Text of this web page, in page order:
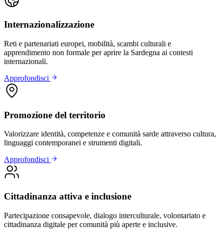
Internazionalizzazione
Reti e partenariati europei, mobilità, scambi culturali e
apprendimento non formale per aprire la Sardegna ai contesti
internazionali.
Approfondisci
Promozione del territorio
Valorizzare identità, competenze e comunità sarde attraverso cultura,
linguaggi contemporanei e strumenti digitali.
Approfondisci
Cittadinanza attiva e inclusione
Partecipazione consapevole, dialogo interculturale, volontariato e
cittadinanza digitale per comunità più aperte e inclusive.